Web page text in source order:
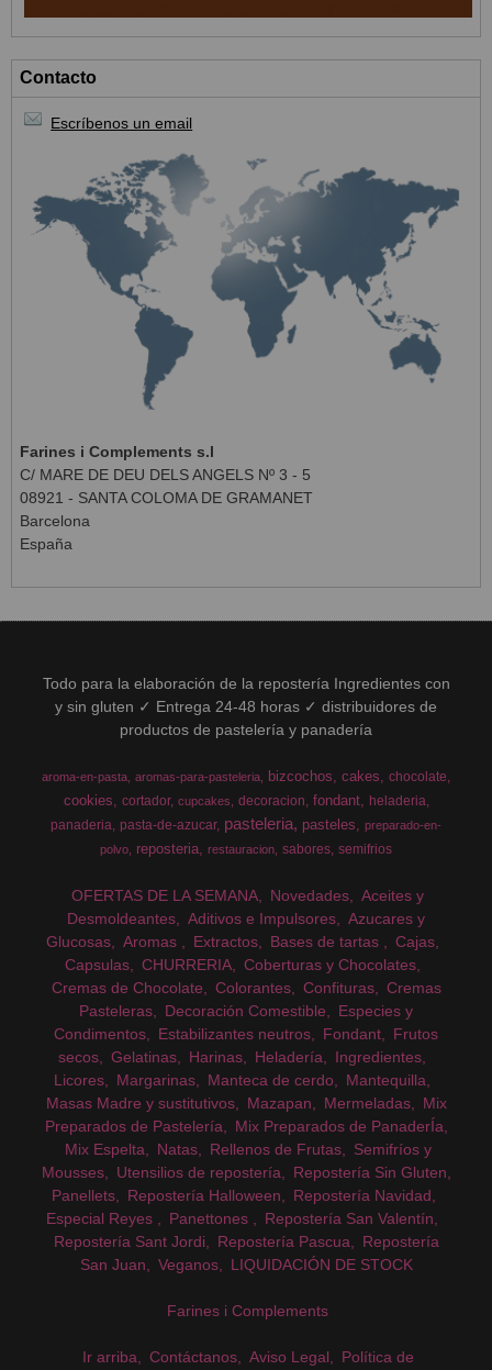
Contacto
Escríbenos un email
Farines i Complements s.l
C/ MARE DE DEU DELS ANGELS Nº 3 - 5
08921 - SANTA COLOMA DE GRAMANET
Barcelona
España
Todo para la elaboración de la repostería Ingredientes con
y sin gluten ✓ Entrega 24-48 horas ✓ distribuidores de
productos de pastelería y panadería
aroma-en-pasta aromas-para-pasteleria bizcochos cakes chocolate
cookies cortador cupcakes decoracion fondant
heladeria
panaderia pasta-de-azucar pasteleria pasteles
preparado-en-
polvo
reposteria restauracion sabores semifrios
OFERTAS DE LA SEMANA Novedades
Aceites y
Desmoldeantes
Aditivos e Impulsores
Azucares y
Glucosas
Aromas Extractos Bases de tartas
Cajas
Capsulas
CHURRERIA
Coberturas y Chocolates
Cremas de Chocolate
Colorantes Confituras
Cremas
Pasteleras
Decoración Comestible
Especies y
Condimentos
Estabilizantes neutros Fondant
Frutos
secos
Gelatinas Harinas Heladería
Ingredientes
Licores
Margarinas Manteca de cerdo
Mantequilla
Masas Madre y sustitutivos
Mazapan Mermeladas
Mix
Preparados de Pastelería
Mix Preparados de PanaderÍa
Mix Espelta
Natas Rellenos de Frutas
Semifríos y
Mousses
Utensilios de repostería
Repostería Sin Gluten
Panellets
Repostería Halloween
Repostería Navidad
Especial Reyes
Panettones
Repostería San Valentín
Repostería Sant Jordi
Repostería Pascua
Repostería
San Juan
Veganos LIQUIDACIÓN DE STOCK
Farines i Complements
Ir arriba Contáctanos Aviso Legal Política de